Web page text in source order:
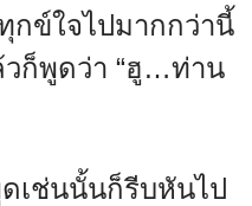
กข์ใจไปมากกว่านี้
ก็พูดว่า “ฮู…ท่าน
เช่นนั้นก็รีบหันไป